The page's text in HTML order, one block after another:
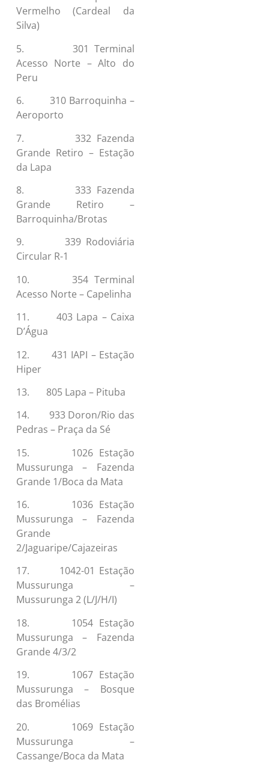
Vermelho (Cardeal da
Silva)
5. 301 Terminal
Acesso Norte – Alto do
Peru
6. 310 Barroquinha –
Aeroporto
7. 332 Fazenda
Grande Retiro – Estação
da Lapa
8. 333 Fazenda
Grande Retiro –
Barroquinha/Brotas
9. 339 Rodoviária
Circular R-1
10. 354 Terminal
Acesso Norte – Capelinha
11. 403 Lapa – Caixa
D’Água
12. 431 IAPI – Estação
Hiper
13. 805 Lapa – Pituba
14. 933 Doron/Rio das
Pedras – Praça da Sé
15. 1026 Estação
Mussurunga – Fazenda
Grande 1/Boca da Mata
16. 1036 Estação
Mussurunga – Fazenda
Grande
2/Jaguaripe/Cajazeiras
17. 1042-01 Estação
Mussurunga –
Mussurunga 2 (L/J/H/I)
18. 1054 Estação
Mussurunga – Fazenda
Grande 4/3/2
19. 1067 Estação
Mussurunga – Bosque
das Bromélias
20. 1069 Estação
Mussurunga –
Cassange/Boca da Mata